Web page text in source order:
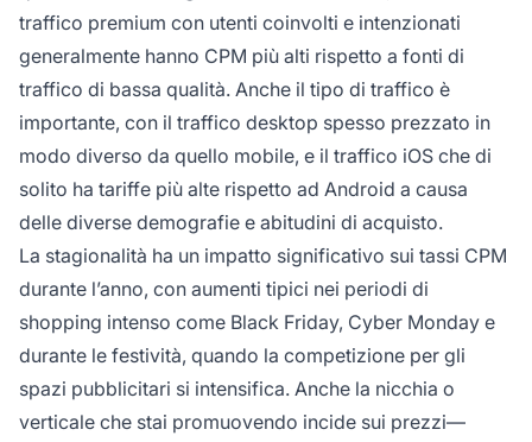
traffico premium con utenti coinvolti e intenzionati
generalmente hanno CPM più alti rispetto a fonti di
traffico di bassa qualità. Anche il tipo di traffico è
importante, con il traffico desktop spesso prezzato in
modo diverso da quello mobile, e il traffico iOS che di
solito ha tariffe più alte rispetto ad Android a causa
delle diverse demografie e abitudini di acquisto.
La stagionalità ha un impatto significativo sui tassi CPM
durante l’anno, con aumenti tipici nei periodi di
shopping intenso come Black Friday, Cyber Monday e
durante le festività, quando la competizione per gli
spazi pubblicitari si intensifica. Anche la nicchia o
verticale che stai promuovendo incide sui prezzi—